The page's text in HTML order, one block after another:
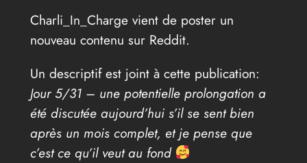
Charli_In_Charge vient de poster un
nouveau contenu sur Reddit.
Un descriptif est joint à cette publication:
Jour 5/31 – une potentielle prolongation a
été discutée aujourd’hui s’il se sent bien
après un mois complet, et je pense que
c’est ce qu’il veut au fond